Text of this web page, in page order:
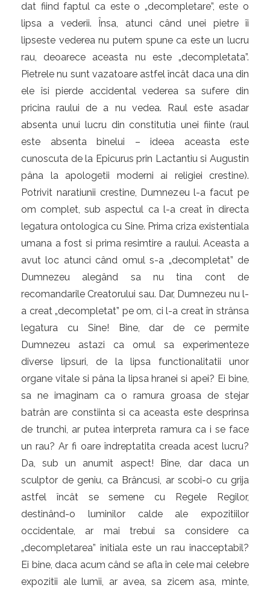
dat fiind faptul ca este o „decompletare”, este o
lipsa a vederii. Însa, atunci când unei pietre îi
lipseste vederea nu putem spune ca este un lucru
rau, deoarece aceasta nu este „decompletata”.
Pietrele nu sunt vazatoare astfel încât daca una din
ele îsi pierde accidental vederea sa sufere din
pricina raului de a nu vedea. Raul este asadar
absenta unui lucru din constitutia unei fiinte (raul
este absenta binelui – ideea aceasta este
cunoscuta de la Epicurus prin Lactantiu si Augustin
pâna la apologetii moderni ai religiei crestine).
Potrivit naratiunii crestine, Dumnezeu l-a facut pe
om complet, sub aspectul ca l-a creat în directa
legatura ontologica cu Sine. Prima criza existentiala
umana a fost si prima resimtire a raului. Aceasta a
avut loc atunci când omul s-a „decompletat” de
Dumnezeu alegând sa nu tina cont de
recomandarile Creatorului sau. Dar, Dumnezeu nu l-
a creat „decompletat” pe om, ci l-a creat în strânsa
legatura cu Sine! Bine, dar de ce permite
Dumnezeu astazi ca omul sa experimenteze
diverse lipsuri, de la lipsa functionalitatii unor
organe vitale si pâna la lipsa hranei si apei? Ei bine,
sa ne imaginam ca o ramura groasa de stejar
batrân are constiinta si ca aceasta este desprinsa
de trunchi, ar putea interpreta ramura ca i se face
un rau? Ar fi oare îndreptatita creada acest lucru?
Da, sub un anumit aspect! Bine, dar daca un
sculptor de geniu, ca Brâncusi, ar scobi-o cu grija
astfel încât se semene cu Regele Regilor,
destinând-o luminilor calde ale expozitiilor
occidentale, ar mai trebui sa considere ca
„decompletarea” initiala este un rau inacceptabil?
Ei bine, daca acum când se afla în cele mai celebre
expozitii ale lumii, ar avea, sa zicem asa, minte,